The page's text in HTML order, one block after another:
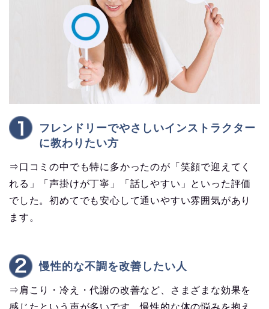
フレンドリーでやさしいインストラクター
に教わりたい方
⇒口コミの中でも特に多かったのが「笑顔で迎えてく
れる」「声掛けが丁寧」「話しやすい」といった評価
でした。初めてでも安心して通いやすい雰囲気があり
ます。
慢性的な不調を改善したい人
⇒肩こり・冷え・代謝の改善など、さまざまな効果を